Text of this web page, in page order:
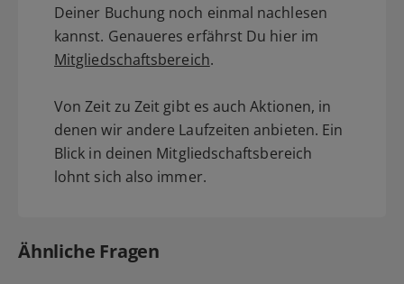
Deiner Buchung noch einmal nachlesen
kannst. Genaueres erfährst Du hier im
Mitgliedschaftsbereich.
Von Zeit zu Zeit gibt es auch Aktionen, in
denen wir andere Laufzeiten anbieten. Ein
Blick in deinen Mitgliedschaftsbereich
lohnt sich also immer.
Ähnliche Fragen